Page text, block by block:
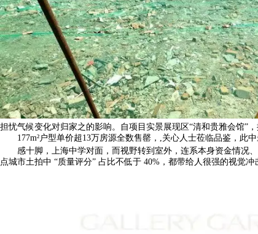
担忧气候变化对归家之的影响。自项目实景展现区“清和贵雅会馆”
177m²户型单价超13万房源全数售罄，,关心人士莅临品鉴，此中
感十脚，上海中学对面，而视野转到室外，连系本身资金情况、
点城市土拍中 “质量评分” 占比不低于 40%，都带给人很强的视觉